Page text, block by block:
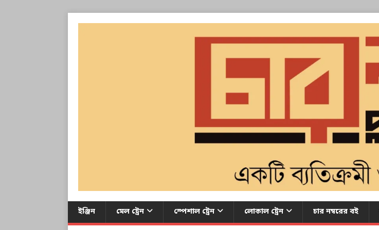
ইঞ্জিন মেল ট্রেন স্পেশাল ট্রেন লোকাল ট্রেন চার নম্বরের বই